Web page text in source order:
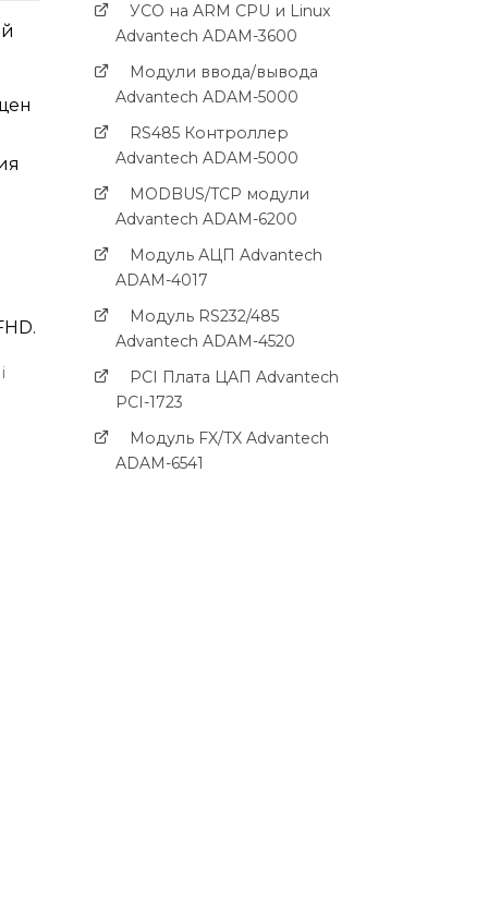
УСО на ARM CPU и Linux
Advantech ADAM-3600
Модули ввода/вывода
Advantech ADAM-5000
RS485 Контроллер
Advantech ADAM-5000
MODBUS/TCP модули
Advantech ADAM-6200
Модуль АЦП Advantech
ADAM-4017
Модуль RS232/485
Advantech ADAM-4520
PCI Платa ЦАП Advantech
PCI-1723
Модуль FX/TX Advantech
ADAM-6541